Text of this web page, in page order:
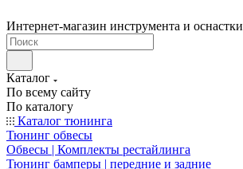
Интернет-магазин инструмента и оснастки
Каталог
По всему сайту
По каталогу
Каталог тюнинга
Тюнинг обвесы
Обвесы | Комплекты рестайлинга
Тюнинг бамперы | передние и задние